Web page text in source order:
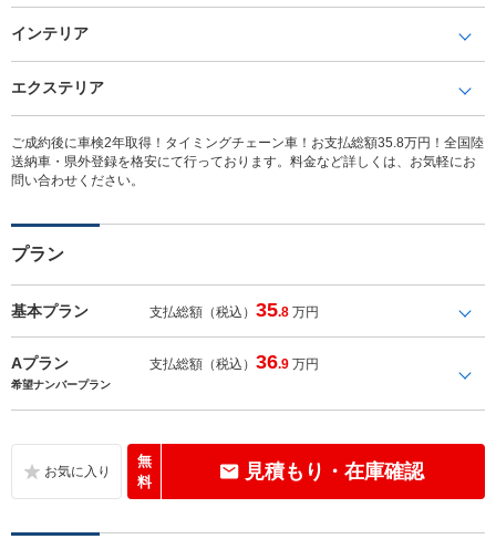
インテリア
エクステリア
ご成約後に車検2年取得！タイミングチェーン車！お支払総額35.8万円！全国陸
送納車・県外登録を格安にて行っております。料金など詳しくは、お気軽にお
問い合わせください。
プラン
基本プラン 支払総額（税込）35.8 万円
Aプラン 支払総額（税込）36.9 万円
希望ナンバープラン
無
料
見積もり・在庫確認